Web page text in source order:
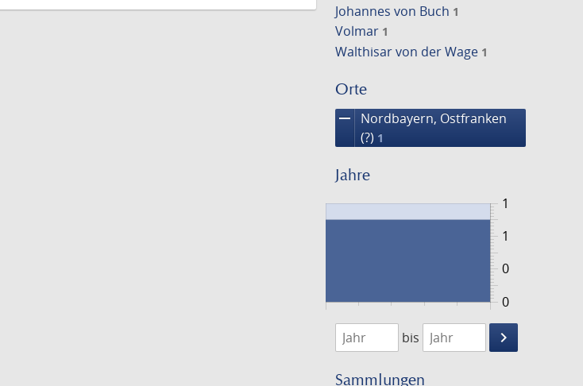
Johannes von Buch 1
Volmar 1
Walthisar von der Wage 1
Orte
remove
Nordbayern, Ostfranken
(?) 1
Jahre
0
1
0
1
1474
1475
bis
keyboard_arrow_right
Suche
Sammlungen